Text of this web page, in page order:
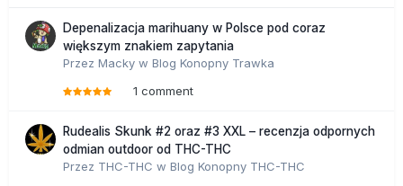
Depenalizacja marihuany w Polsce pod coraz
większym znakiem zapytania
Przez Macky w Blog Konopny Trawka
1 comment
Rudealis Skunk #2 oraz #3 XXL – recenzja odpornych
odmian outdoor od THC-THC
Przez THC-THC w Blog Konopny THC-THC